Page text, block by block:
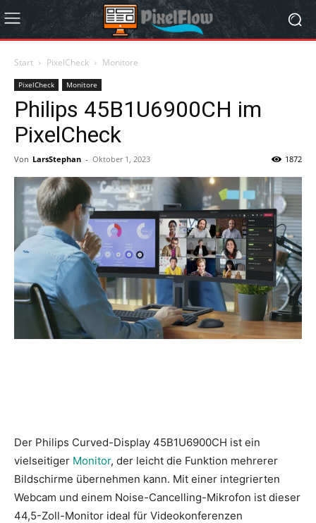
Start PixelCheck Monitore
PixelCheck Monitore
Philips 45B1U6900CH im
PixelCheck
Von LarsStephan - Oktober 1, 2023 1872
Der Philips Curved-Display 45B1U6900CH ist ein
vielseitiger Monitor, der leicht die Funktion mehrerer
Bildschirme übernehmen kann. Mit einer integrierten
Webcam und einem Noise-Cancelling-Mikrofon ist dieser
44,5-Zoll-Monitor ideal für Videokonferenzen